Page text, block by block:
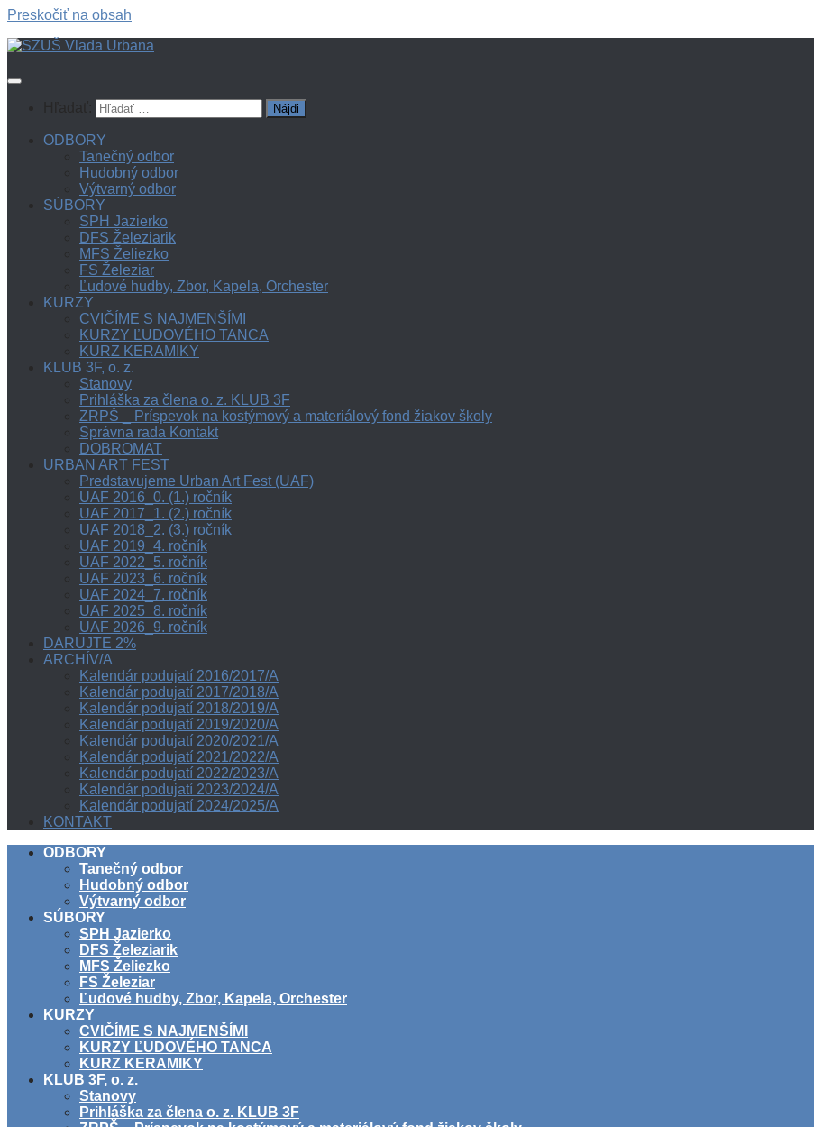
Preskočiť na obsah
ODBORY
Tanečný odbor
Hudobný odbor
Výtvarný odbor
SÚBORY
SPH Jazierko
DFS Železiarik
MFS Želiezko
FS Železiar
Ľudové hudby, Zbor, Kapela, Orchester
KURZY
CVIČÍME S NAJMENŠÍMI
KURZY ĽUDOVÉHO TANCA
KURZ KERAMIKY
KLUB 3F, o. z.
Stanovy
Prihláška za člena o. z. KLUB 3F
ZRPŠ _ Príspevok na kostýmový a materiálový fond žiakov školy
Správna rada Kontakt
DOBROMAT
URBAN ART FEST
Predstavujeme Urban Art Fest (UAF)
UAF 2016_0. (1.) ročník
UAF 2017_1. (2.) ročník
UAF 2018_2. (3.) ročník
UAF 2019_4. ročník
UAF 2022_5. ročník
UAF 2023_6. ročník
UAF 2024_7. ročník
UAF 2025_8. ročník
UAF 2026_9. ročník
DARUJTE 2%
ARCHÍV/A
Kalendár podujatí 2016/2017/A
Kalendár podujatí 2017/2018/A
Kalendár podujatí 2018/2019/A
Kalendár podujatí 2019/2020/A
Kalendár podujatí 2020/2021/A
Kalendár podujatí 2021/2022/A
Kalendár podujatí 2022/2023/A
Kalendár podujatí 2023/2024/A
Kalendár podujatí 2024/2025/A
KONTAKT
ODBORY
Tanečný odbor
Hudobný odbor
Výtvarný odbor
SÚBORY
SPH Jazierko
DFS Železiarik
MFS Želiezko
FS Železiar
Ľudové hudby, Zbor, Kapela, Orchester
KURZY
CVIČÍME S NAJMENŠÍMI
KURZY ĽUDOVÉHO TANCA
KURZ KERAMIKY
KLUB 3F, o. z.
Stanovy
Prihláška za člena o. z. KLUB 3F